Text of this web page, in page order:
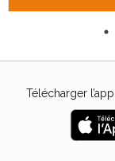
Télécharger